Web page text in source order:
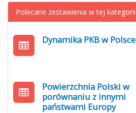
Polecane zestawienia w tej kategorii
Dynamika PKB w Polsce
Powierzchnia Polski w
porównaniu z innymi
państwami Europy